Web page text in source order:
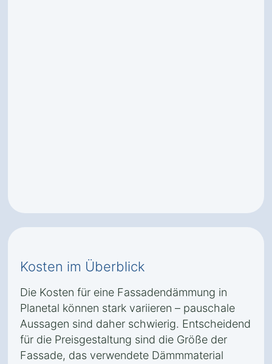
Kosten im Überblick
Die Kosten für eine Fassadendämmung in
Planetal können stark variieren – pauschale
Aussagen sind daher schwierig. Entscheidend
für die Preisgestaltung sind die Größe der
Fassade, das verwendete Dämmmaterial